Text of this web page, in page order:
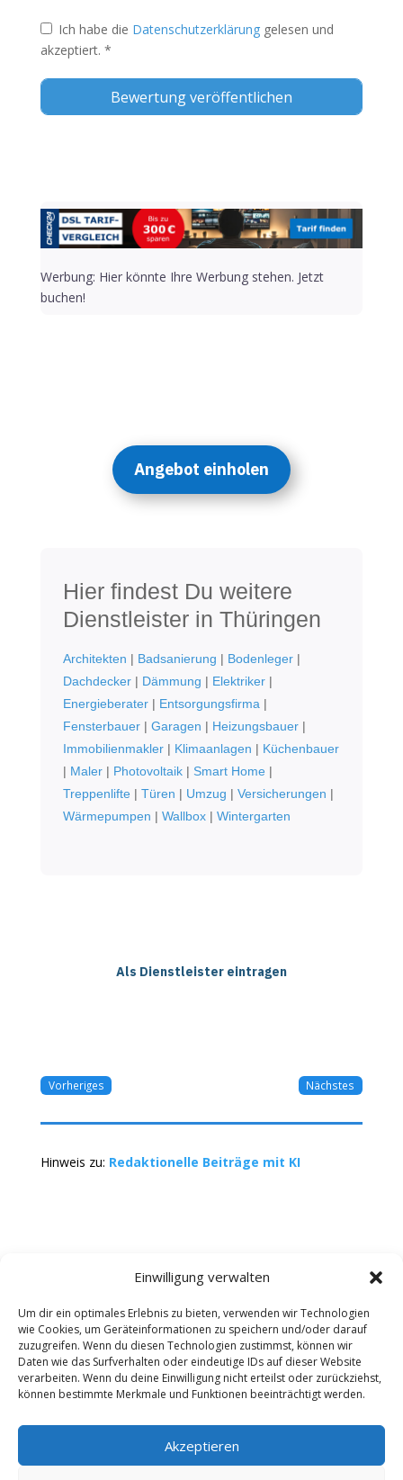
Einwilligung verwalten
Um dir ein optimales Erlebnis zu bieten, verwenden wir Technologien
wie Cookies, um Geräteinformationen zu speichern und/oder darauf
zuzugreifen. Wenn du diesen Technologien zustimmst, können wir
Daten wie das Surfverhalten oder eindeutige IDs auf dieser Website
verarbeiten. Wenn du deine Einwilligung nicht erteilst oder zurückziehst,
können bestimmte Merkmale und Funktionen beeinträchtigt werden.
Akzeptieren
Ich habe die Datenschutzerklärung gelesen und
akzeptiert. *
Werbung: Hier könnte Ihre Werbung stehen. Jetzt
buchen!
Angebot einholen
Hier findest Du weitere
Dienstleister in Thüringen
Architekten | Badsanierung | Bodenleger|
Dachdecker| Dämmung | Elektriker|
Energieberater| Entsorgungsfirma |
Fensterbauer| Garagen | Heizungsbauer|
Immobilienmakler| Klimaanlagen | Küchenbauer
| Maler| Photovoltaik| Smart Home|
Treppenlifte| Türen | Umzug | Versicherungen |
Wärmepumpen | Wallbox| Wintergarten
Als Dienstleister eintragen
Vorheriges Nächstes
Hinweis zu: Redaktionelle Beiträge mit KI
Kontakt Impressum
Datenschutz
Werbung buchen
AGB
Copyright 2025-2026 | Web24 Consulting AVO UG |
Alle Rechte vorbehalten *Werbehinweis: Die ist ein
Portal mit Infos zu Dienstleistern und Fachbetrieben
sowie einem Anbieterverzeichnis. Wenn Sie bei den